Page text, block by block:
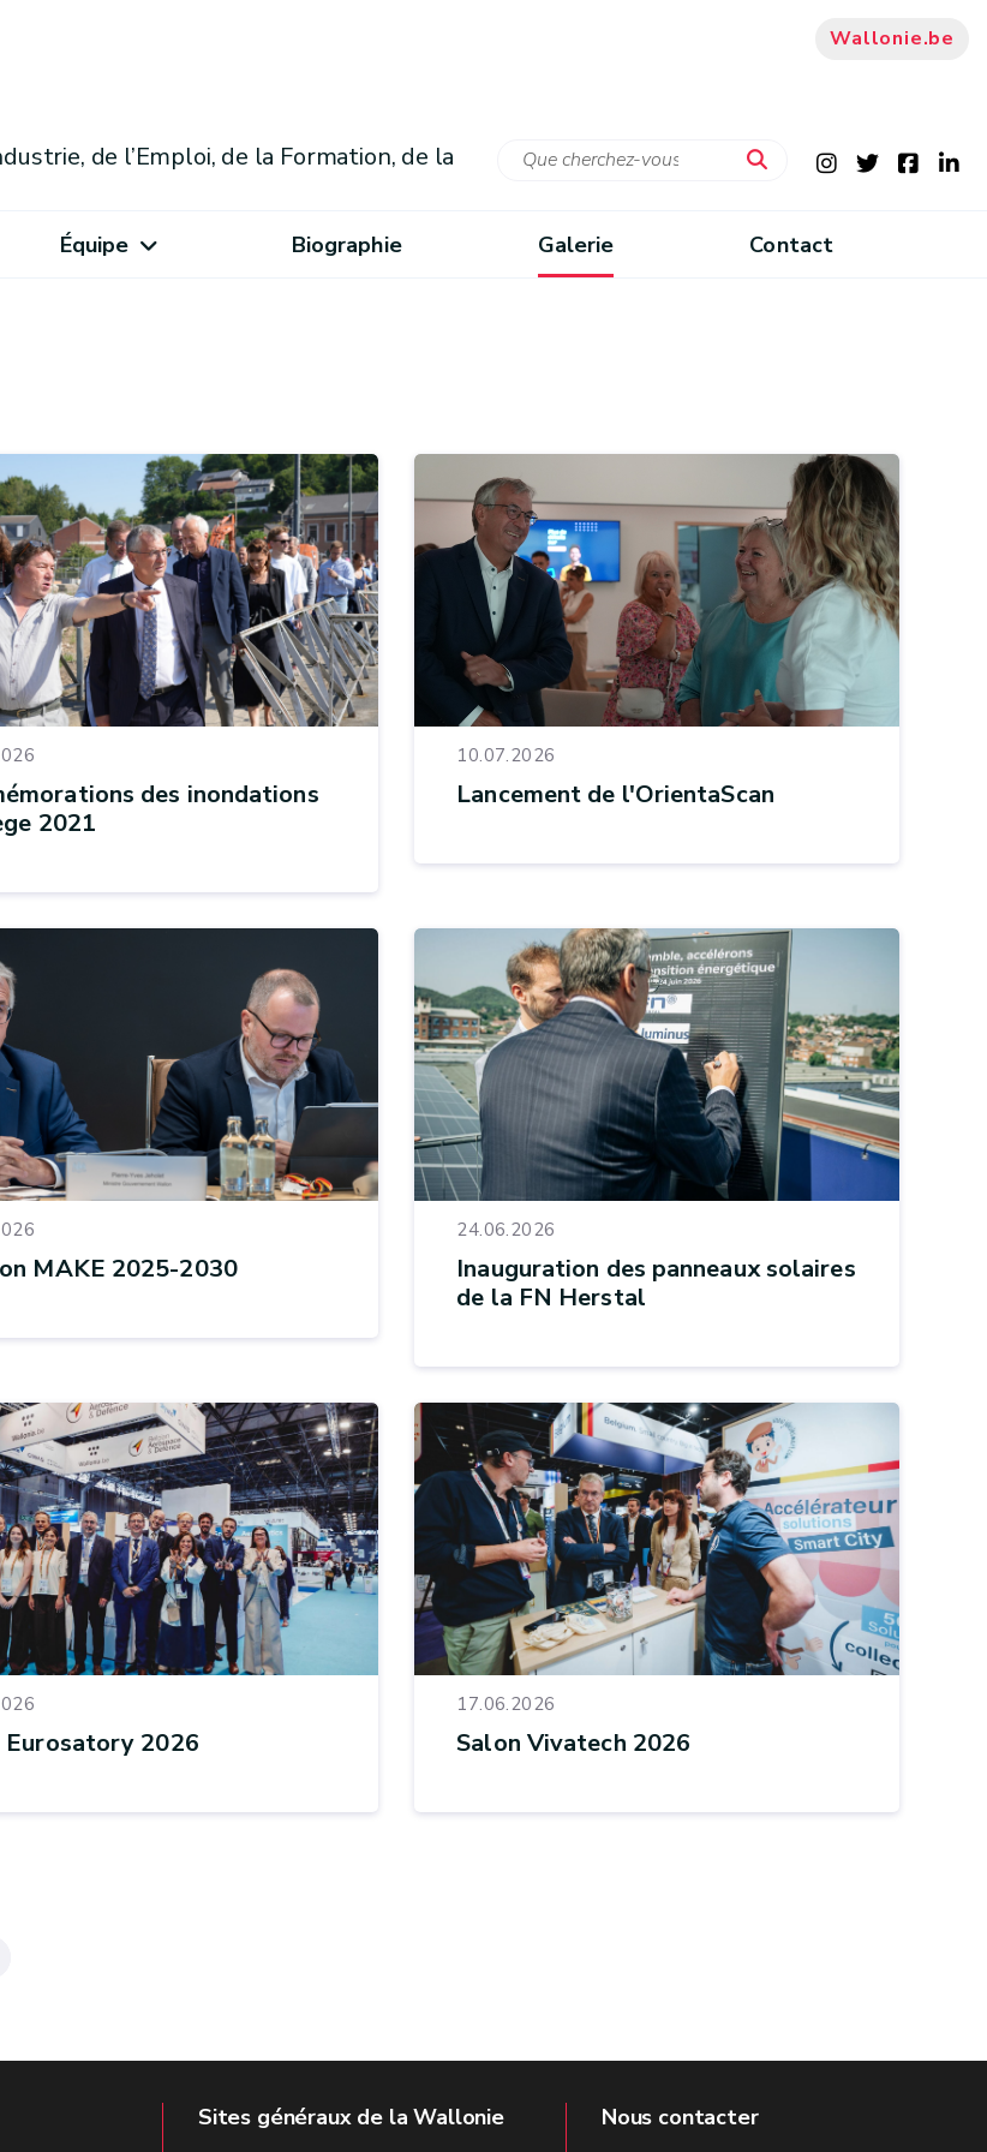
Wallonie.be
de l’Emploi, de la Formation, de la
Équipe Biographie Galerie Contact
des inondations
2021
10.07.2026
Lancement de l'OrientaScan
MAKE 2025-2030
24.06.2026
Inauguration des panneaux solaires
de la FN Herstal
Eurosatory 2026
17.06.2026
Salon Vivatech 2026
Sites généraux de la Wallonie Nous contacter